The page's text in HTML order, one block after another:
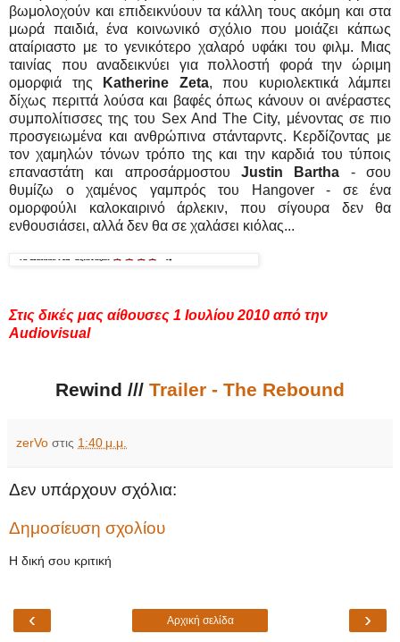
βωμολοχούν και επιδεικνύουν τα κάλλη τους ακόμη και στα
μωρά παιδιά, ένα κοινωνικό σχόλιο που μοιάζει κάπως
αταίριαστο με το γενικότερο χαλαρό υφάκι του φιλμ. Μιας
ταινίας που αναδεικνύει για πολλοστή φορά την ώριμη
ομορφιά της
Katherine Zeta, που κυριολεκτικά λάμπει
δίχως περιττά λούσα και βαφές όπως κάνουν οι ανέραστες
συμπολίτισσες της του Sex And The City, μένοντας σε πιο
προσγειωμένα και ανθρώπινα στάνταρντς. Κερδίζοντας με
τον χαμηλών τόνων τρόπο της και την καρδιά του τύποις
επαναστάτη και απροσάρμοστου Justin Bartha - σου
θυμίζω ο χαμένος γαμπρός του Hangover - σε ένα
ομορφούλι καλοκαιρινό άρλεκιν, που σίγουρα δεν θα
ενθουσιάσει, αλλά δεν θα σε χαλάσει κιόλας...
Στις δικές μας αίθουσες 1 Ιουλίου 2010 από την
Audiovisual
Rewind /// Trailer - The Rebound
zerVo στις 1:40 μ.μ.
Δεν υπάρχουν σχόλια:
Δημοσίευση σχολίου
Η δική σου κριτική
‹ ›
Αρχική σελίδα